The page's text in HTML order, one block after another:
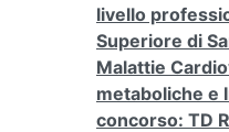
livello
Superiore di
Malattie
metaboliche e
concorso: TD